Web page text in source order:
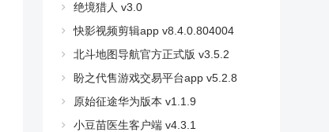
绝境猎人 v3.0
快影视频剪辑app v8.4.0.804004
北斗地图导航官方正式版 v3.5.2
盼之代售游戏交易平台app v5.2.8
原始征途华为版本 v1.1.9
小豆苗医生客户端 v4.3.1